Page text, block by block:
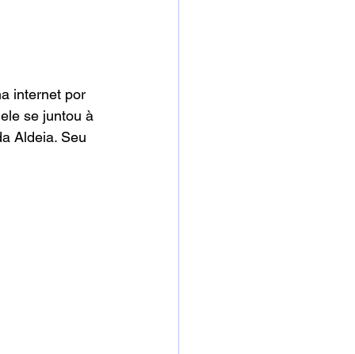
internet por
se juntou à
Aldeia. Seu